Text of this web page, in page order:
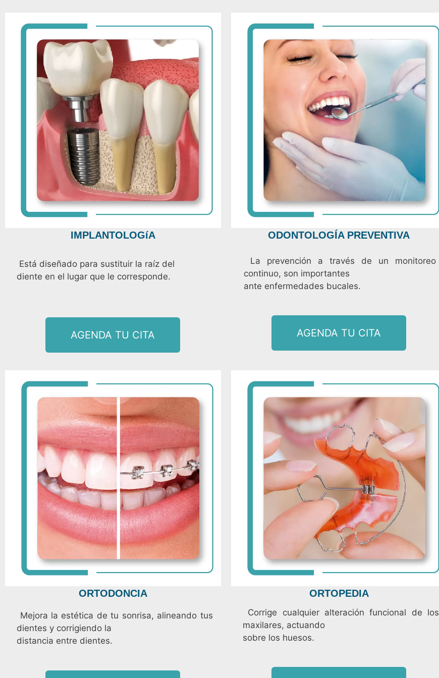
IMPLANTOLOGíA
Está diseñado para sustituir la raíz del
diente en el lugar que le corresponde.
AGENDA TU CITA
ODONTOLOGÍA PREVENTIVA
La prevención a través de un monitoreo
continuo, son importantes
ante enfermedades bucales.
AGENDA TU CITA
ORTODONCIA
Mejora la estética de tu sonrisa, alineando tus
dientes y corrigiendo la
distancia entre dientes.
ORTOPEDIA
Corrige cualquier alteración funcional de los
maxilares, actuando
sobre los huesos.